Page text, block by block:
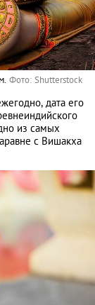
Фото: Shutterstock
дата его
из самых
с Вишакха